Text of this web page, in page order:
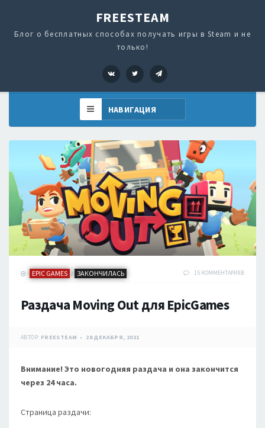
FREESTEAM
Блог о бесплатных способах получать игры в Steam и не
только!
VK Twitter
EPIC GAMES / ЗАКОНЧИЛАСЬ 15 КОММЕНТАРИЕВ
Раздача Moving Out для EpicGames
АВТОР: FREESTEAM 28 ДЕКАБРЯ, 2021
Внимание! Это новогодняя раздача и она закончится
через 24 часа.
Страница раздачи: